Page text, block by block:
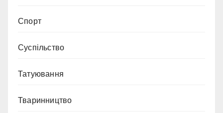
Спорт
Суспільство
Татуювання
Тваринництво